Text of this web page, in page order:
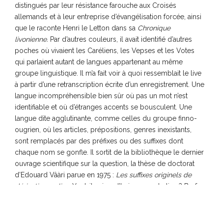
distingués par leur résistance farouche aux Croisés
allemands et à leur entreprise d’évangélisation forcée, ainsi
que le raconte Henri le Letton dans sa Chronique
livonienne. Par d’autres couleurs, il avait identifié d’autres
poches où vivaient les Caréliens, les Vepses et les Votes
qui parlaient autant de langues appartenant au même
groupe linguistique. Il m’a fait voir à quoi ressemblait le live
à partir d’une retranscription écrite d’un enregistrement. Une
langue incompréhensible bien sûr où pas un mot n’est
identifiable et où d’étranges accents se bousculent. Une
langue dite agglutinante, comme celles du groupe finno-
ougrien, où les articles, prépositions, genres inexistants,
sont remplacés par des préfixes ou des suffixes dont
chaque nom se gonfle. Il sortit de la bibliothèque le dernier
ouvrage scientifique sur la question, la thèse de doctorat
d’Edouard Vâàri parue en 1975 : Les suffixes originels de
dérivation en live.
Y a-t-il aujourd’hui un peuple live ? Bref